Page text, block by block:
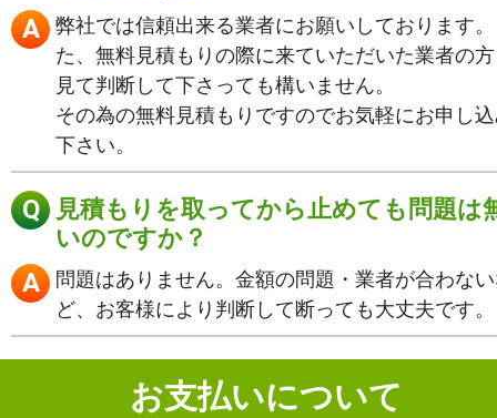
弊社では信頼出来る業者にお願いしております
た、無料見積もりの際に来ていただいた業者の
見て判断して下さっても構いません。
その為の無料見積もりですのでお気軽にお申し
下さい。
見積もりを取ってから止めても問題は
いのですか？
問題はありません。金額の問題・業者が合わな
ど、お客様により判断して断っても大丈夫です。
お支払いについて